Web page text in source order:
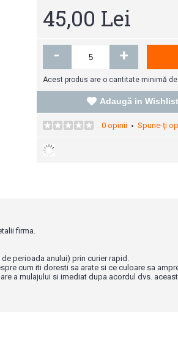
45,00 Lei
- +
Acest produs are o cantitate minimă
Adaugă in Wishlist
0 opinii • Spune-ţi
firma.
perioada anului) prin curier rapid.
cum iti doresti sa arate si ce culoare sa
a mulajului si imediat dupa acordul dvs.